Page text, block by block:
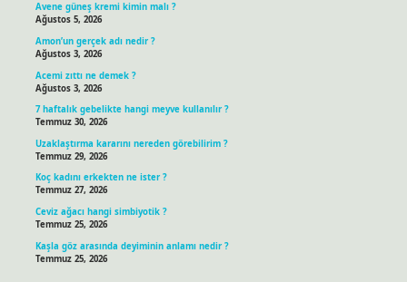
Avene güneş kremi kimin malı ?
Ağustos 5, 2026
Amon’un gerçek adı nedir ?
Ağustos 3, 2026
Acemi zıttı ne demek ?
Ağustos 3, 2026
7 haftalık gebelikte hangi meyve kullanılır ?
Temmuz 30, 2026
Uzaklaştırma kararını nereden görebilirim ?
Temmuz 29, 2026
Koç kadını erkekten ne ister ?
Temmuz 27, 2026
Ceviz ağacı hangi simbiyotik ?
Temmuz 25, 2026
Kaşla göz arasında deyiminin anlamı nedir ?
Temmuz 25, 2026